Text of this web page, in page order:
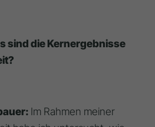
sind die Kernergebnisse
Im Rahmen meiner